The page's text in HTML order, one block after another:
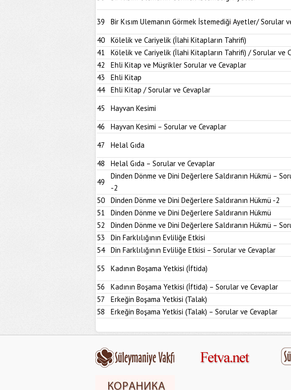
39
Bir Kısım Ulemanın Görmek İstemediği Ayetler/ Sorular
40
Kölelik ve Cariyelik (İlahi Kitapların Tahrifi)
41
Kölelik ve Cariyelik (İlahi Kitapların Tahrifi) / Sorular ve
42
Ehli Kitap ve Müşrikler Sorular ve Cevaplar
43
Ehli Kitap
44
Ehli Kitap / Sorular ve Cevaplar
45
Hayvan Kesimi
46
Hayvan Kesimi – Sorular ve Cevaplar
47
Helal Gıda
48
Helal Gıda – Sorular ve Cevaplar
49
Dinden Dönme ve Dini Değerlere Saldıranın Hükmü –
-2
50
Dinden Dönme ve Dini Değerlere Saldıranın Hükmü -2
51
Dinden Dönme ve Dini Değerlere Saldıranın Hükmü
52
Dinden Dönme ve Dini Değerlere Saldıranın Hükmü –
53
Din Farklılığının Evliliğe Etkisi
54
Din Farklılığının Evliliğe Etkisi – Sorular ve Cevaplar
55
Kadının Boşama Yetkisi (İftida)
56
Kadının Boşama Yetkisi (İftida) – Sorular ve Cevaplar
57
Erkeğin Boşama Yetkisi (Talak)
58
Erkeğin Boşama Yetkisi (Talak) – Sorular ve Cevaplar